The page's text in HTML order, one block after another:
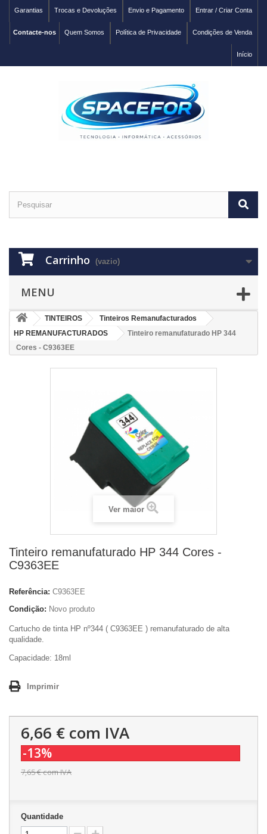
Entrar / Criar Conta
Envio e Pagamento
Trocas e Devoluções
Garantias
Condições de Venda
Política de Privacidade
Quem Somos
Contacte-nos
Início
Carrinho (vazio)
MENU
TINTEIROS
Tinteiros Remanufacturados
HP REMANUFACTURADOS
Tinteiro remanufaturado HP 344
Cores - C9363EE
Ver maior
Tinteiro remanufaturado HP 344 Cores -
C9363EE
Referência: C9363EE
Condição: Novo produto
Cartucho de tinta HP nº344 ( C9363EE ) remanufaturado de alta
qualidade.
Capacidade: 18ml
Imprimir
6,66 € com IVA
-13%
7,65 €com IVA
Quantidade